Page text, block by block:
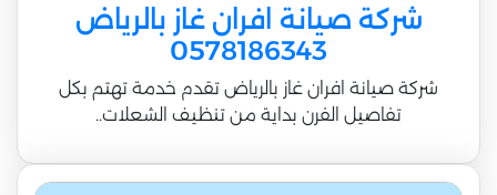
شركة صيانة افران غاز بالرياض
0578186343
شركة صيانة افران غاز بالرياض تقدم خدمة تهتم بكل
تفاصيل الفرن بداية من تنظيف الشعلات..